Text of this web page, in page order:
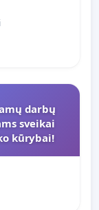
darbų
sveikai
kūrybai!